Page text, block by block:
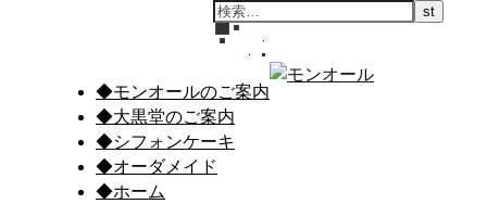
◆モンオールのご案内
◆大黒堂のご案内
◆シフォンケーキ
◆オーダメイド
◆ホーム